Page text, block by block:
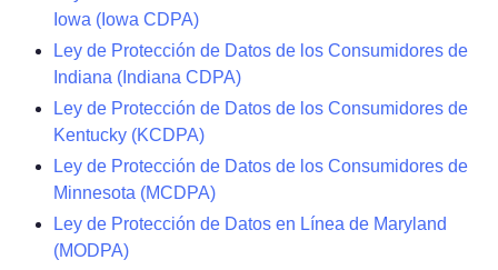
Iowa (Iowa CDPA)
Ley de Protección de Datos de los Consumidores de
Indiana (Indiana CDPA)
Ley de Protección de Datos de los Consumidores de
Kentucky (KCDPA)
Ley de Protección de Datos de los Consumidores de
Minnesota (MCDPA)
Ley de Protección de Datos en Línea de Maryland
(MODPA)